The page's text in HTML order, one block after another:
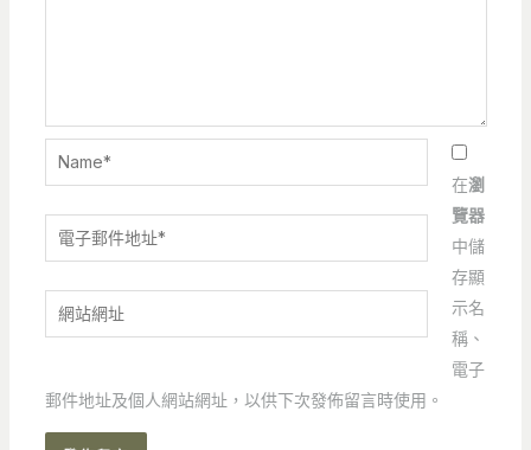
Name*
電
子
郵
件
*
站
址
在瀏
覽器
中儲
存顯
示名
稱、
電子
郵件地址及個人網站網址，以供下次發佈留言時使用。